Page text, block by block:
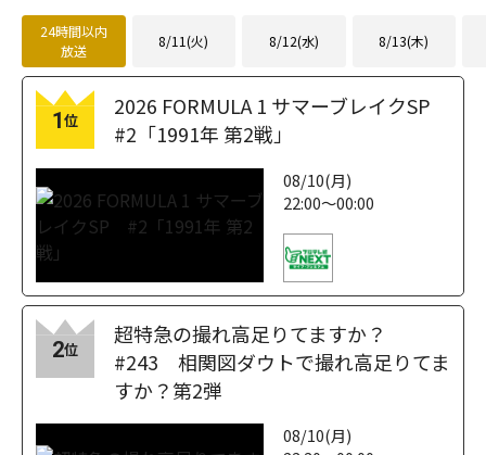
24時間以内
放送
8/11(火) 8/12(水) 8/13(木)
1位
2026 FORMULA 1 サマーブレイクSP
#2「1991年 第2戦」
08/10(月)
22:00～00:00
2位
超特急の撮れ高足りてますか？
#243 相関図ダウトで撮れ高足りてま
すか？第2弾
08/10(月)